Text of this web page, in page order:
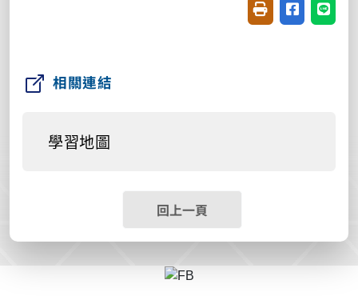
友善列印(開新視
分享至臉書
分享
相關連結
學習地圖
回上一頁